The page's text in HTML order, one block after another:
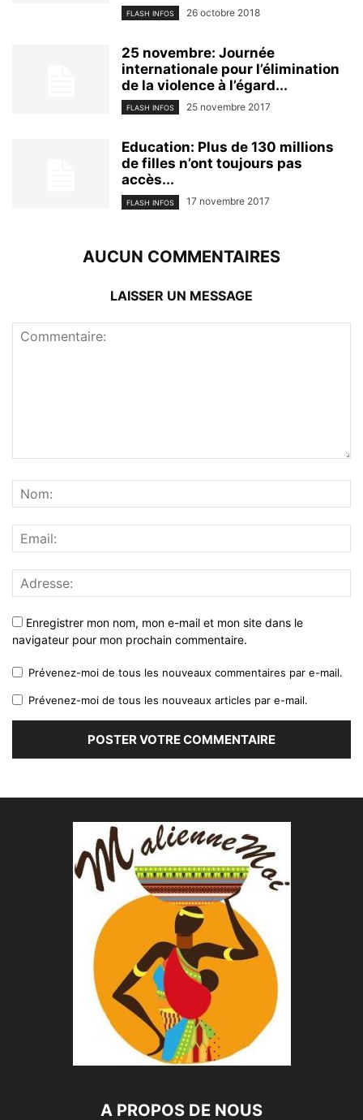
FLASH INFOS 26 octobre 2018
25 novembre: Journée
internationale pour l’élimination
de la violence à l’égard...
FLASH INFOS 25 novembre 2017
Education: Plus de 130 millions
de filles n’ont toujours pas
accès...
FLASH INFOS 17 novembre 2017
AUCUN COMMENTAIRES
LAISSER UN MESSAGE
Enregistrer mon nom, mon e-mail et mon site dans le
navigateur pour mon prochain commentaire.
Prévenez-moi de tous les nouveaux commentaires par e-mail.
Prévenez-moi de tous les nouveaux articles par e-mail.
A PROPOS DE NOUS